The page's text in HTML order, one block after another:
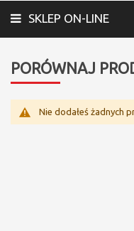
SKLEP ON-LINE
PORÓWNAJ
Nie dodałeś żadnych